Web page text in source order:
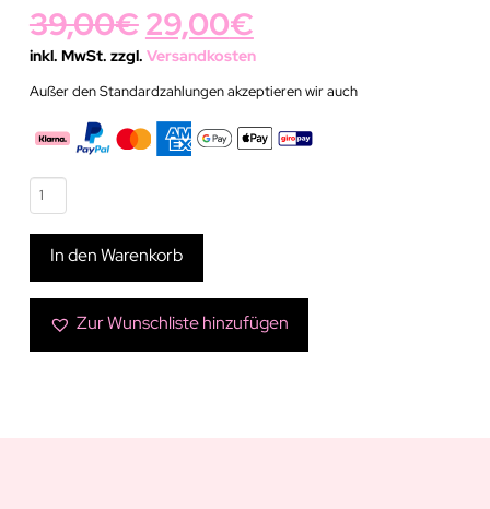
39,00€Ursprünglicher
Preis
war:
39,00€
29,00€Aktueller
Preis
ist:
29,00€.
inkl. MwSt. zzgl. Versandkosten
Außer den Standardzahlungen akzeptieren wir auch
Bunte
Kontaktlinse
Khalifa
Grey
Menge
In den Warenkorb
Zur Wunschliste hinzufügen